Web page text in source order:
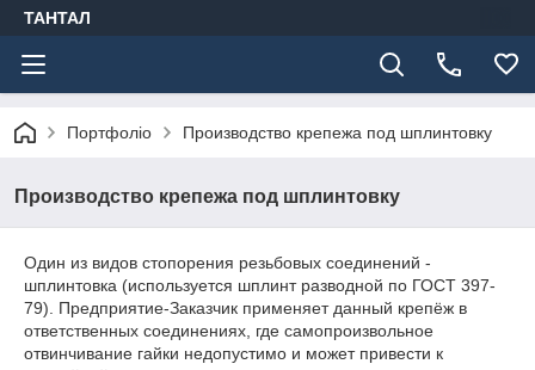
ТАНТАЛ
Портфоліо Производство крепежа под шплинтовку
Производство крепежа под шплинтовку
Один из видов стопорения резьбовых соединений -
шплинтовка (используется шплинт разводной по ГОСТ 397-
79). Предприятие-Заказчик применяет данный крепёж в
ответственных соединениях, где самопроизвольное
отвинчивание гайки недопустимо и может привести к